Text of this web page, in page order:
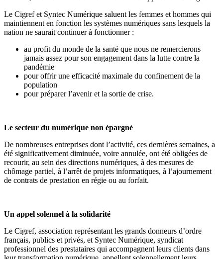
Le Cigref et Syntec Numérique saluent les femmes et hommes qui
maintiennent en fonction les systèmes numériques sans lesquels la
nation ne saurait continuer à fonctionner :
au profit du monde de la santé que nous ne remercierons
jamais assez pour son engagement dans la lutte contre la
pandémie
pour offrir une efficacité maximale du confinement de la
population
pour préparer l’avenir et la sortie de crise.
Le secteur du numérique non épargné
De nombreuses entreprises dont l’activité, ces dernières semaines, a
été significativement diminuée, voire annulée, ont été obligées de
recourir, au sein des directions numériques, à des mesures de
chômage partiel, à l’arrêt de projets informatiques, à l’ajournement
de contrats de prestation en régie ou au forfait.
Un appel solennel à la solidarité
Le Cigref, association représentant les grands donneurs d’ordre
français, publics et privés, et Syntec Numérique, syndicat
professionnel des prestataires qui accompagnent leurs clients dans